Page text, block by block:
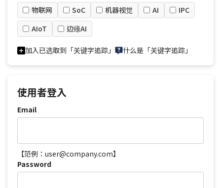
物联网 SoC 机器视觉 AI
IPC
AIoT
边缘AI
加入已选取到「关键字追踪」 什么是「关键字追踪」
使用者登入
Email
【范例：user@company.com】
Password